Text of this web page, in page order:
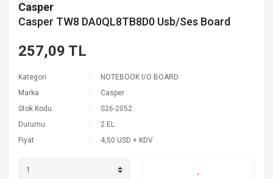
Casper
Casper TW8 DA0QL8TB8D0 Usb/Ses Board
257,09 TL
Kategori
NOTEBOOK I/O BOARD
Marka
Casper
Stok Kodu
S26-2052
Durumu
2.EL
Fiyat
4,50 USD + KDV